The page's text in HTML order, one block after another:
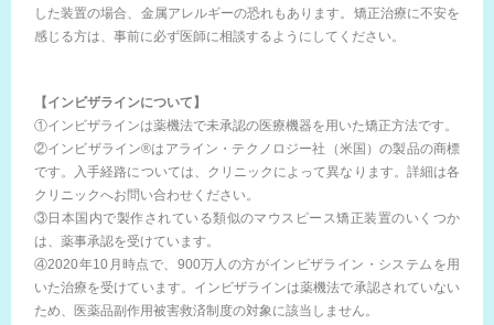
した装置の場合、金属アレルギーの恐れもあります。矯正治療に不安を
感じる方は、事前に必ず医師に相談するようにしてください。
【インビザラインについて】
①インビザラインは薬機法で未承認の医療機器を用いた矯正方法です。
②インビザライン®はアライン・テクノロジー社（米国）の製品の商標
です。入手経路については、クリニックによって異なります。詳細は各
クリニックへお問い合わせください。
③日本国内で製作されている類似のマウスピース矯正装置のいくつか
は、薬事承認を受けています。
④2020年10月時点で、900万人の方がインビザライン・システムを用
いた治療を受けています。インビザラインは薬機法で承認されていない
ため、医薬品副作用被害救済制度の対象に該当しません。